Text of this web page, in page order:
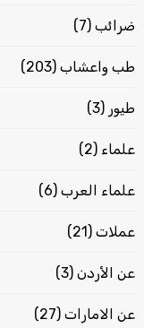
ضرائب (7)
طب واعشاب (203)
طيور (3)
علماء (2)
علماء العرب (6)
عملات (21)
عن الأردن (3)
عن الامارات (27)